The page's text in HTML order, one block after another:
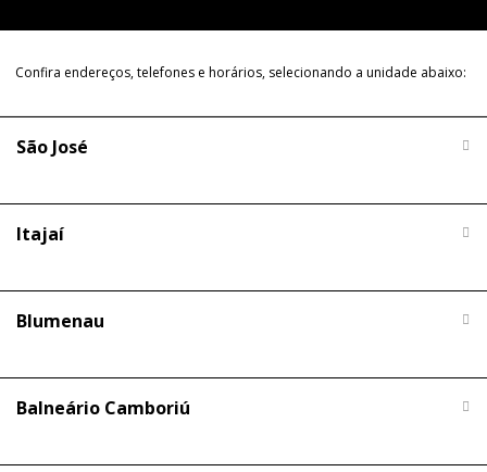
Confira endereços, telefones e horários, selecionando a unidade abaixo:
São José
Itajaí
Blumenau
Balneário Camboriú